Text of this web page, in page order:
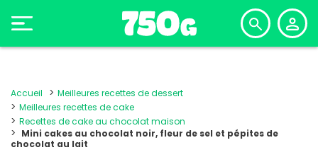
Accueil
Meilleures recettes de dessert
Meilleures recettes de cake
Recettes de cake au chocolat maison
Mini cakes au chocolat noir, fleur de sel et pépites de
chocolat au lait